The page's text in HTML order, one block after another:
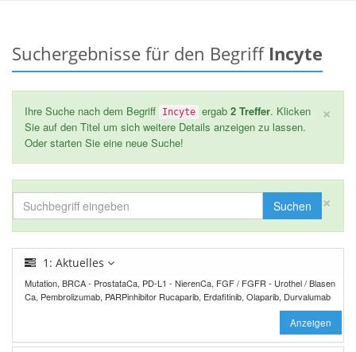
Suchergebnisse für den Begriff Incyte
×
Ihre Suche nach dem Begriff Incyte ergab 2 Treffer. Klicken
Sie auf den Titel um sich weitere Details anzeigen zu lassen.
Oder starten Sie eine neue Suche!
×
Suchen
1: Aktuelles
Mutation, BRCA - ProstataCa, PD-L1 - NierenCa, FGF / FGFR - Urothel / Blasen
Ca, Pembrolizumab, PARPinhibitor Rucaparib, Erdafitinib, Olaparib, Durvalumab
Anzeigen